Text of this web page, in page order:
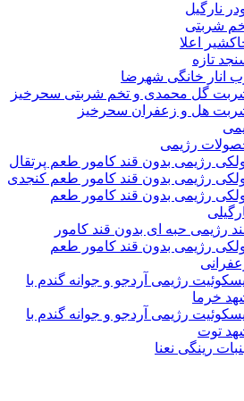
نارگیل
شربتی
اعلا
تازه
انار خانگی شهرضا
گل محمدی و تخم شربتی سحرخیز
هل و زعفران سحرخیز
رژیمی
رژیمی بدون قند کامور طعم پرتقال
رژیمی بدون قند کامور طعم کنجدی
رژیمی بدون قند کامور طعم
رژیمی حبه ای بدون قند کامور
رژیمی بدون قند کامور طعم
رژیمی آردجو و جوانه گندم با
خرما
رژیمی آردجو و جوانه گندم با
توت
رینگی نعنا